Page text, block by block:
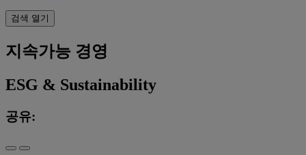
검색 열기
지속가능 경영
ESG & Sustainability
공유: